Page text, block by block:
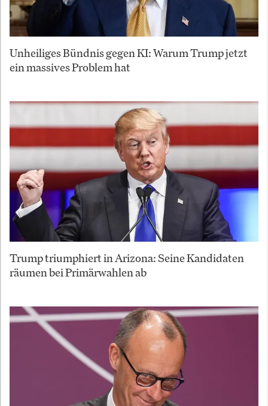
Unheiliges Bündnis gegen KI: Warum Trump jetzt
ein massives Problem hat
Trump triumphiert in Arizona: Seine Kandidaten
räumen bei Primärwahlen ab